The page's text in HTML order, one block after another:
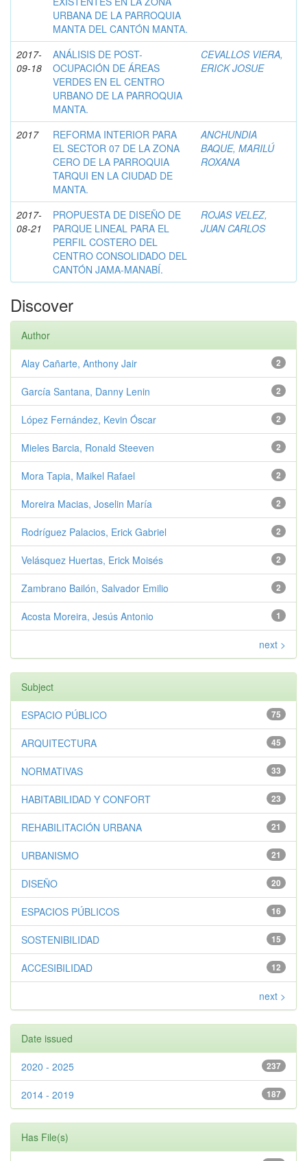
URBANA DE LA PARROQUIA
MANTA DEL CANTÓN MANTA.
2017-
09-18
ANÁLISIS DE POST-
OCUPACIÓN DE ÁREAS
VERDES EN EL CENTRO
URBANO DE LA PARROQUIA
MANTA.
CEVALLOS VIERA,
ERICK JOSUE
2017
REFORMA INTERIOR PARA
EL SECTOR 07 DE LA ZONA
CERO DE LA PARROQUIA
TARQUI EN LA CIUDAD DE
MANTA.
ANCHUNDIA
BAQUE, MARILÚ
ROXANA
2017-
08-21
PROPUESTA DE DISEÑO DE
PARQUE LINEAL PARA EL
PERFIL COSTERO DEL
CENTRO CONSOLIDADO DEL
CANTÓN JAMA-MANABÍ.
ROJAS VELEZ,
JUAN CARLOS
Discover
Author
2
Alay Cañarte, Anthony Jair
2
García Santana, Danny Lenin
2
López Fernández, Kevin Óscar
2
Mieles Barcia, Ronald Steeven
2
Mora Tapia, Maikel Rafael
2
Moreira Macias, Joselin María
2
Rodríguez Palacios, Erick Gabriel
2
Velásquez Huertas, Erick Moisés
2
Zambrano Bailón, Salvador Emilio
1
Acosta Moreira, Jesús Antonio
next >
Subject
75
ESPACIO PÚBLICO
45
ARQUITECTURA
33
NORMATIVAS
23
HABITABILIDAD Y CONFORT
21
REHABILITACIÓN URBANA
21
URBANISMO
20
DISEÑO
16
ESPACIOS PÚBLICOS
15
SOSTENIBILIDAD
12
ACCESIBILIDAD
next >
Date issued
237
2020 - 2025
187
2014 - 2019
Has File(s)